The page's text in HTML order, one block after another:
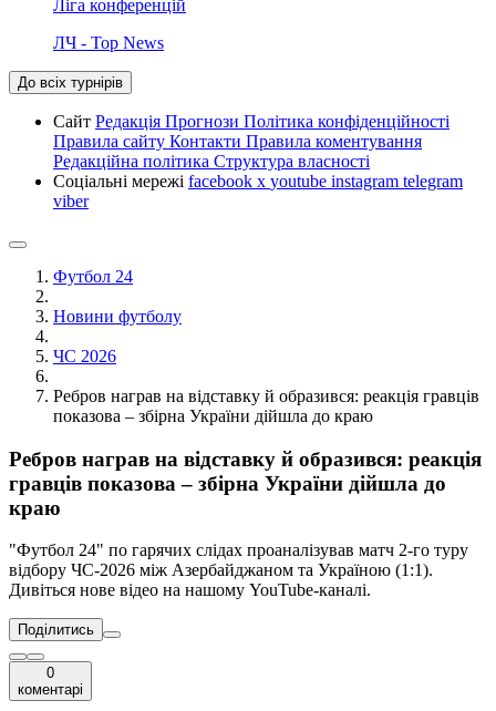
Ліга конференцій
ЛЧ - Top News
До всіх турнірів
Сайт Редакція Прогнози Політика конфіденційності
Правила сайту Контакти Правила коментування
Редакційна політика Структура власності
Соціальні мережі facebook x youtube instagram telegram
viber
Футбол 24
Новини футболу
ЧС 2026
Ребров награв на відставку й образився: реакція гравців
показова – збірна України дійшла до краю
Ребров награв на відставку й образився: реакція
гравців показова – збірна України дійшла до
краю
"Футбол 24" по гарячих слідах проаналізував матч 2-го туру
відбору ЧС-2026 між Азербайджаном та Україною (1:1).
Дивіться нове відео на нашому YouTube-каналі.
Поділитись
0
коментарі